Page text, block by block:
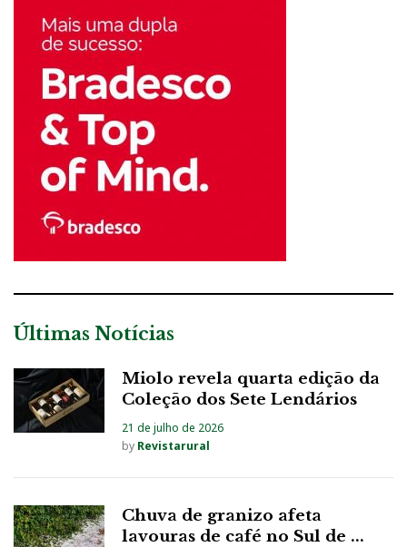
Últimas Notícias
Miolo revela quarta edição da
Coleção dos Sete Lendários
21 de julho de 2026
by Revistarural
Chuva de granizo afeta
lavouras de café no Sul de ...